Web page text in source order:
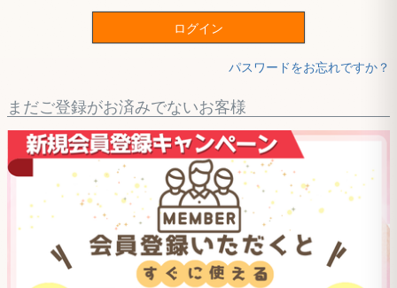
ログイン
パスワードをお忘れですか？
まだご登録がお済みでないお客様